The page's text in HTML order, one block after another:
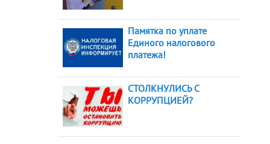
Памятка по уплате
Единого налогового
платежа!
СТОЛКНУЛИСЬ С
КОРРУПЦИЕЙ?